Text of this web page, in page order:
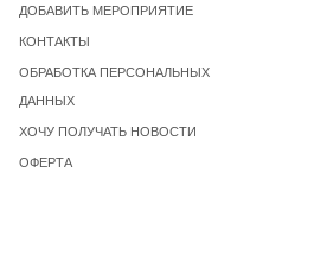
ДОБАВИТЬ МЕРОПРИЯТИЕ
КОНТАКТЫ
ОБРАБОТКА ПЕРСОНАЛЬНЫХ
ДАННЫХ
ХОЧУ ПОЛУЧАТЬ НОВОСТИ
ОФЕРТА